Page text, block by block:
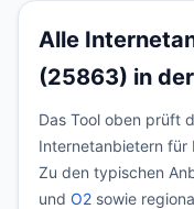
Alle
(25863) in
Das Tool oben prüft
Internetanbietern für
Zu den typischen
und O2 sowie